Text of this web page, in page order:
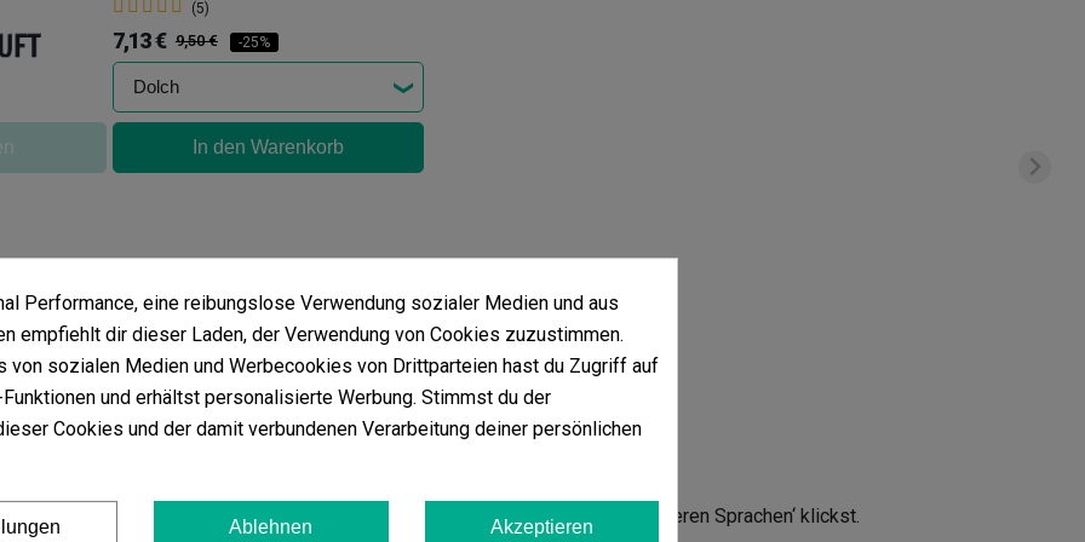
(5)
7,13 € 9,50 € -25%
In den Warenkorb
von
in deiner Sprache. Sieh dir alle an, indem du auf ‚Kommentare in anderen Sprachen‘ klickst.
Performance, eine reibungslose Verwendung sozialer Medien und aus
empfiehlt dir dieser Laden, der Verwendung von Cookies zuzustimmen.
von sozialen Medien und Werbecookies von Drittparteien hast du Zugriff auf
und erhältst personalisierte Werbung. Stimmst du der
Cookies und der damit verbundenen Verarbeitung deiner persönlichen
Ablehnen Akzeptieren